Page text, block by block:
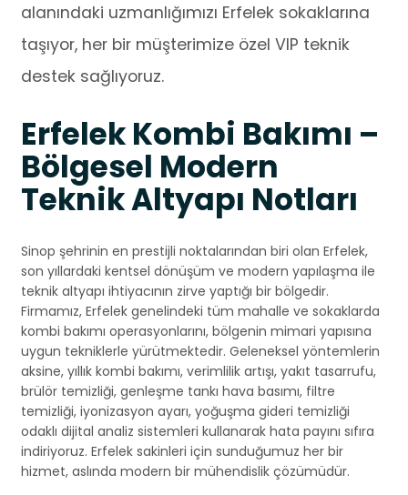
alanındaki uzmanlığımızı Erfelek sokaklarına
taşıyor, her bir müşterimize özel VIP teknik
destek sağlıyoruz.
Erfelek Kombi Bakımı –
Bölgesel Modern
Teknik Altyapı Notları
Sinop şehrinin en prestijli noktalarından biri olan Erfelek,
son yıllardaki kentsel dönüşüm ve modern yapılaşma ile
teknik altyapı ihtiyacının zirve yaptığı bir bölgedir.
Firmamız, Erfelek genelindeki tüm mahalle ve sokaklarda
kombi bakımı operasyonlarını, bölgenin mimari yapısına
uygun tekniklerle yürütmektedir. Geleneksel yöntemlerin
aksine, yıllık kombi bakımı, verimlilik artışı, yakıt tasarrufu,
brülör temizliği, genleşme tankı hava basımı, filtre
temizliği, iyonizasyon ayarı, yoğuşma gideri temizliği
odaklı dijital analiz sistemleri kullanarak hata payını sıfıra
indiriyoruz. Erfelek sakinleri için sunduğumuz her bir
hizmet, aslında modern bir mühendislik çözümüdür.